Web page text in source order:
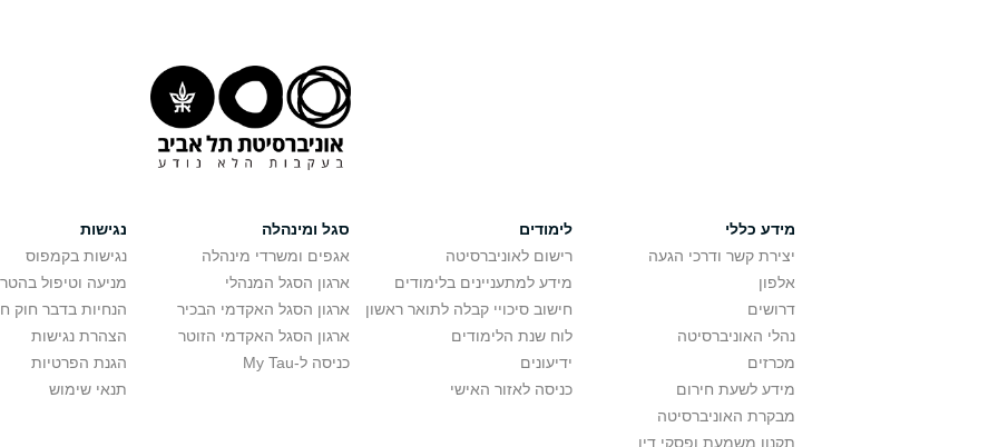
מידע כללי
יצירת קשר ודרכי הגעה
אלפון
דרושים
נהלי האוניברסיטה
מכרזים
מידע לשעת חירום
מבקרת האוניברסיטה
תקנון משמעת ופסקי דין
לימודים
רישום לאוניברסיטה
מידע למתעניינים בלימודים
חישוב סיכויי קבלה לתואר ראשון
לוח שנת הלימודים
ידיעונים
כניסה לאזור האישי
סגל ומינהלה
אגפים ומשרדי מינהלה
ארגון הסגל המנהלי
ארגון הסגל האקדמי הבכיר
ארגון הסגל האקדמי הזוטר
כניסה ל-My Tau
נגישות
נגישות בקמפוס
מניעה וטיפול
הנחיות בדבר חוק
הצהרת נגישות
הגנת הפרטיות
תנאי שימוש